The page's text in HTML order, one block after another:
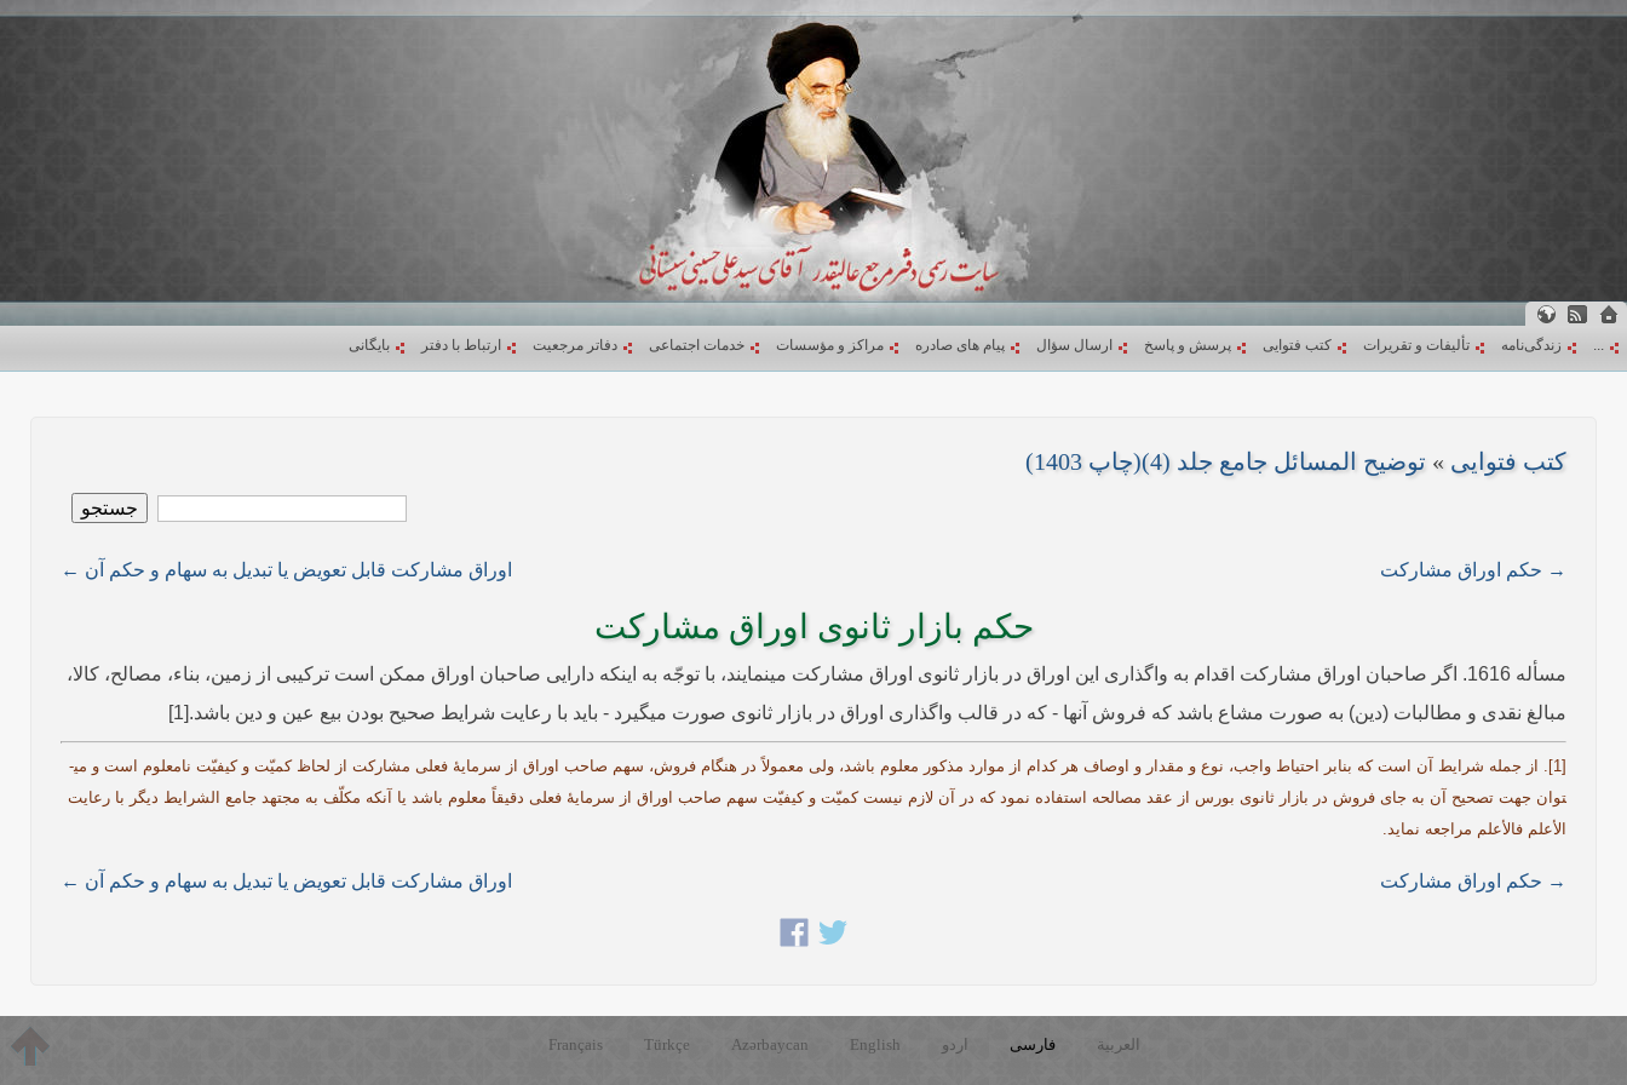
... زندگی‌نامه تألیفات و تقریرات کتب فتوایی پرسش و پاسخ ارسال سؤال پیام های صادره مراکز و مؤسسات خدمات اجتماعی دفاتر مرجعیت ارتباط با دفتر بایگانی
کتب فتوایی » توضیح المسائل جامع جلد (4)(چاپ 1403)
جستجو
اوراق مشارکت قابل تعویض یا تبدیل به سهام و حکم آن ← → حکم اوراق مشارکت
حکم بازار ثانوی اوراق مشارکت
مسأله 1616. اگر صاحبان اوراق مشارکت اقدام به واگذاری این اوراق در بازار ثانوی اوراق مشارکت می­نمایند، با توجّه به اینکه دارایی صاحبان اوراق ممکن است ترکیبی از زمین، بناء، مصالح، کالا،
مبالغ نقدی و مطالبات (دین) به صورت مشاع باشد که فروش آنها - که در قالب واگذاری اوراق در بازار ثانوی صورت می­گیرد - باید با رعایت شرایط صحیح بودن بیع عین و دین باشد.[1]
[1]. از جمله شرایط آن است که بنابر احتیاط واجب، نوع و مقدار و اوصاف هر کدام از موارد مذکور معلوم باشد، ولی معمولاً در هنگام فروش، سهم صاحب اوراق از سرمایۀ فعلی مشارکت از لحاظ کمیّت و کیفیّت نامعلوم است و می­
توان جهت تصحیح آن به جای فروش در بازار ثانوی بورس از عقد مصالحه استفاده نمود که در آن لازم نیست کمیّت و کیفیّت سهم صاحب اوراق از سرمایۀ فعلی دقیقاً معلوم باشد یا آنکه مکلّف به مجتهد جامع الشرایط دیگر با رعایت
الأعلم فالأعلم مراجعه نماید.
اوراق مشارکت قابل تعویض یا تبدیل به سهام و حکم آن ← → حکم اوراق مشارکت
العربية فارسی اردو English
Azərbaycan
Türkçe
Français